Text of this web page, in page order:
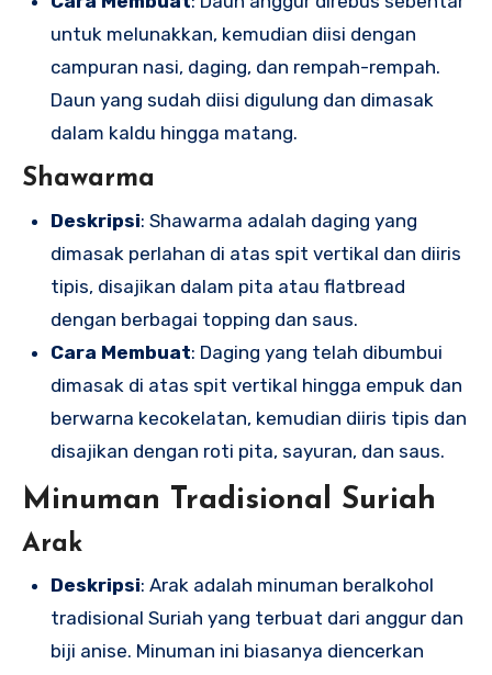
untuk melunakkan, kemudian diisi dengan
campuran nasi, daging, dan rempah-rempah.
Daun yang sudah diisi digulung dan dimasak
dalam kaldu hingga matang.
Shawarma
Deskripsi: Shawarma adalah daging yang
dimasak perlahan di atas spit vertikal dan diiris
tipis, disajikan dalam pita atau flatbread
dengan berbagai topping dan saus.
Cara Membuat: Daging yang telah dibumbui
dimasak di atas spit vertikal hingga empuk dan
berwarna kecokelatan, kemudian diiris tipis dan
disajikan dengan roti pita, sayuran, dan saus.
Minuman Tradisional Suriah
Arak
Deskripsi: Arak adalah minuman beralkohol
tradisional Suriah yang terbuat dari anggur dan
biji anise. Minuman ini biasanya diencerkan